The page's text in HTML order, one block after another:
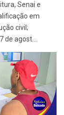
Senai e
em
civil;
agost...